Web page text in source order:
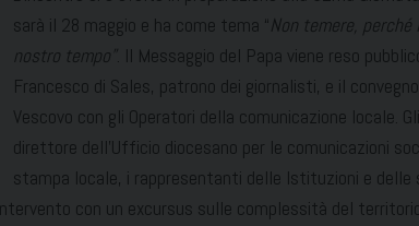
sarà il 28 maggio e ha come tema “Non temere,
nostro tempo”. Il Messaggio del Papa viene reso
Francesco di Sales, patrono dei giornalisti, e il
Vescovo con gli Operatori della comunicazione
direttore dell’Ufficio diocesano per le comunicazioni
stampa locale, i rappresentanti delle Istituzioni e delle
con un excursus sulle complessità del